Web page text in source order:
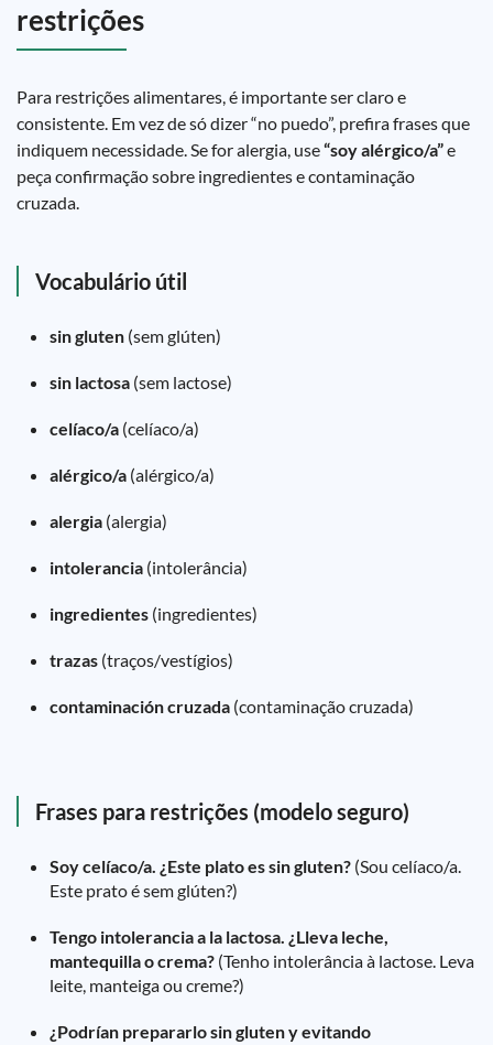
restrições
Para restrições alimentares, é importante ser claro e
consistente. Em vez de só dizer “no puedo”, prefira frases que
indiquem necessidade. Se for alergia, use“soy alérgico/a”e
peça confirmação sobre ingredientes e contaminação
cruzada.
Vocabulário útil
sin gluten (sem glúten)
sin lactosa (sem lactose)
celíaco/a (celíaco/a)
alérgico/a (alérgico/a)
alergia (alergia)
intolerancia (intolerância)
ingredientes (ingredientes)
trazas (traços/vestígios)
contaminación cruzada (contaminação cruzada)
Frases para restrições (modelo seguro)
Soy celíaco/a. ¿Este plato es sin gluten? (Sou celíaco/a.
Este prato é sem glúten?)
Tengo intolerancia a la lactosa. ¿Lleva leche,
mantequilla o crema? (Tenho intolerância à lactose. Leva
leite, manteiga ou creme?)
¿Podrían prepararlo sin gluten y evitando